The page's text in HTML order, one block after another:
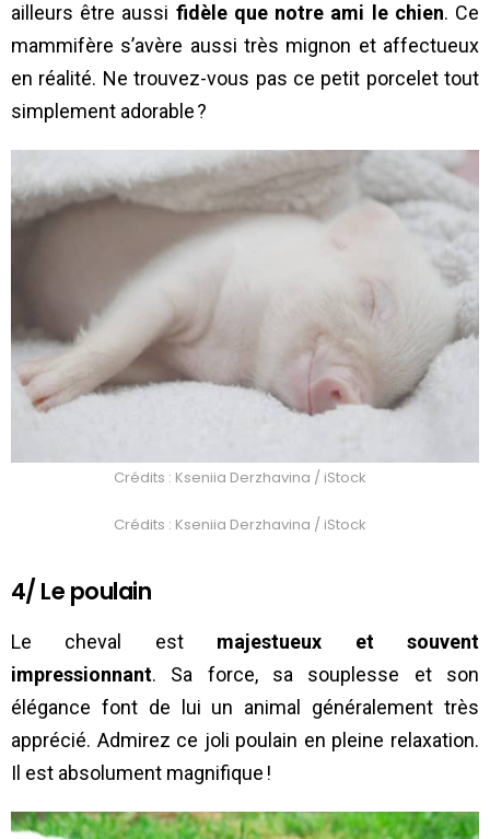
ailleurs être aussi fidèle que notre ami le chien. Ce
mammifère s’avère aussi très mignon et affectueux
en réalité. Ne trouvez-vous pas ce petit porcelet tout
simplement adorable ?
Crédits : Kseniia Derzhavina / iStock
Crédits : Kseniia Derzhavina / iStock
4/ Le poulain
Le cheval est majestueux et souvent
impressionnant. Sa force, sa souplesse et son
élégance font de lui un animal généralement très
apprécié. Admirez ce joli poulain en pleine relaxation.
Il est absolument magnifique !